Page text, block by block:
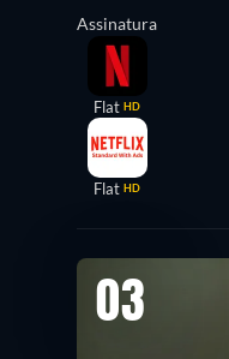
Assinatura
Flat HD
Flat HD
03